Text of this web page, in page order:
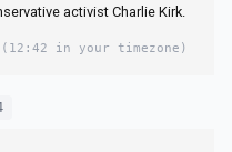
activist Charlie Kirk.
(12:42 in your timezone)